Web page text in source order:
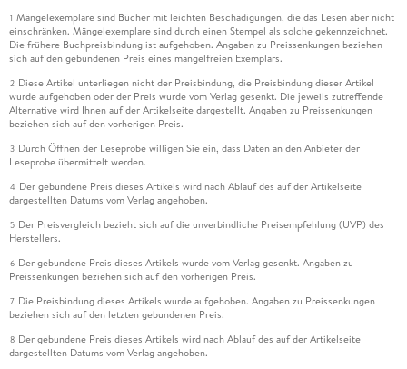
1 Mängelexemplare sind Bücher mit leichten Beschädigungen, die das Lesen aber nicht
einschränken. Mängelexemplare sind durch einen Stempel als solche gekennzeichnet.
Die frühere Buchpreisbindung ist aufgehoben. Angaben zu Preissenkungen beziehen
sich auf den gebundenen Preis eines mangelfreien Exemplars.
2 Diese Artikel unterliegen nicht der Preisbindung, die Preisbindung dieser Artikel
wurde aufgehoben oder der Preis wurde vom Verlag gesenkt. Die jeweils zutreffende
Alternative wird Ihnen auf der Artikelseite dargestellt. Angaben zu Preissenkungen
beziehen sich auf den vorherigen Preis.
3 Durch Öffnen der Leseprobe willigen Sie ein, dass Daten an den Anbieter der
Leseprobe übermittelt werden.
4 Der gebundene Preis dieses Artikels wird nach Ablauf des auf der Artikelseite
dargestellten Datums vom Verlag angehoben.
5 Der Preisvergleich bezieht sich auf die unverbindliche Preisempfehlung (UVP) des
Herstellers.
6 Der gebundene Preis dieses Artikels wurde vom Verlag gesenkt. Angaben zu
Preissenkungen beziehen sich auf den vorherigen Preis.
7 Die Preisbindung dieses Artikels wurde aufgehoben. Angaben zu Preissenkungen
beziehen sich auf den letzten gebundenen Preis.
8 Der gebundene Preis dieses Artikels wird nach Ablauf des auf der Artikelseite
dargestellten Datums vom Verlag angehoben.